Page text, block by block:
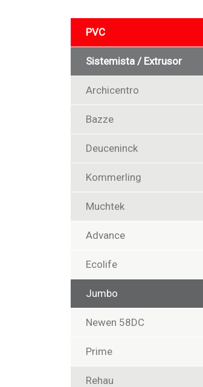
PVC
Sistemista / Extrusor
Archicentro
Bazze
Deuceninck
Kommerling
Muchtek
Advance
Ecolife
Jumbo
Newen 58DC
Prime
Rehau